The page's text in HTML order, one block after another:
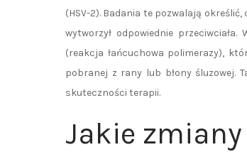
(HSV-2). Badania te pozwalają
wytworzył odpowiednie
(reakcja łańcuchowa polimerazy),
pobranej z rany lub błony śluzowej.
skuteczności terapii.
Jakie